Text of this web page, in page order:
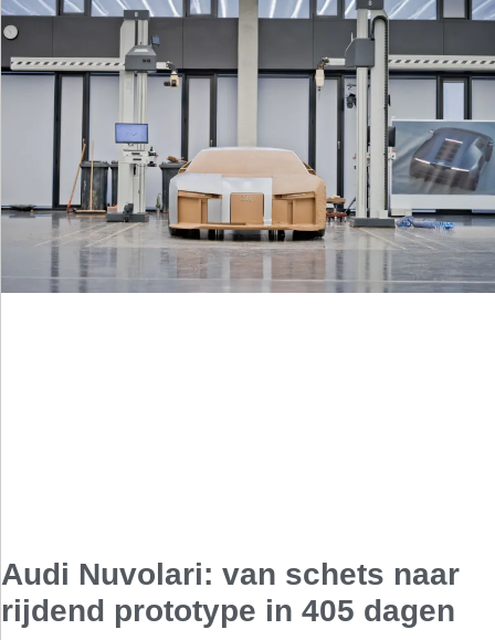
Audi Nuvolari: van schets naar
rijdend prototype in 405 dagen